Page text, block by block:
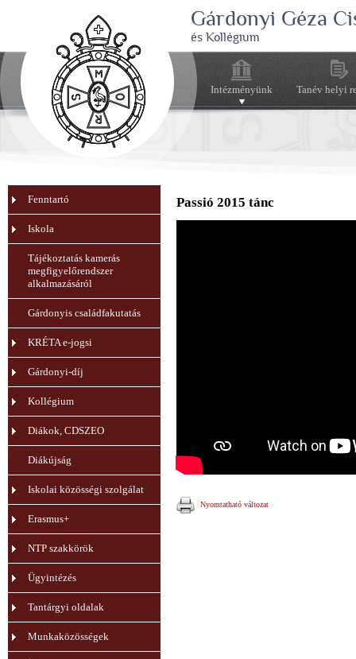
Gárdonyi Géza
és Kollégium
Intézményünk Tanév helyi
Fenntartó
Iskola
Tájékoztatás kamerás
megfigyelőrendszer
alkalmazásáról
Gárdonyis családfakutatás
KRÉTA e-jogsi
Gárdonyi-díj
Kollégium
Diákok, CDSZEO
Diákújság
Iskolai közösségi szolgálat
Erasmus+
NTP szakkörök
Ügyintézés
Tantárgyi oldalak
Munkaközösségek
Passió 2015 tánc
Nyomtatható változat